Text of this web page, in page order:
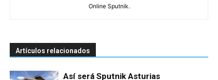
Online Sputnik.
Artículos relacionados
Así será Sputnik Asturias